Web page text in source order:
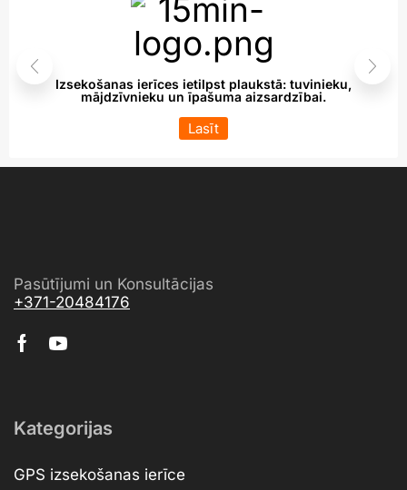
Izsekošanas ierīces ietilpst plaukstā: tuvinieku,
mājdzīvnieku un īpašuma aizsardzībai.
Lasīt
Pasūtījumi un Konsultācijas
+371-20484176
Kategorijas
GPS izsekošanas ierīce